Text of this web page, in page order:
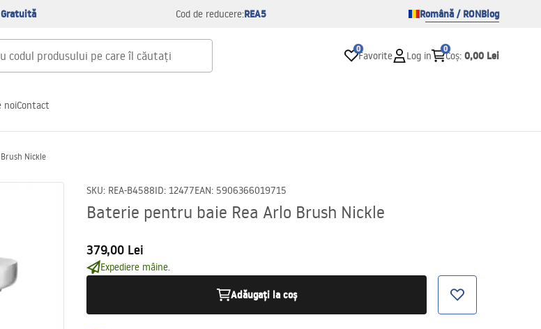
Cod de reducere:REA5 Română / RONBlog
0
Favorite Log in
0
Coș: 0,00 Lei
noiContact
Nickle
SKU: REA-B4588ID: 12477EAN: 5906366019715
Baterie pentru baie Rea Arlo Brush Nickle
379,00 Lei
Expediere mâine.
Adăugați la coș